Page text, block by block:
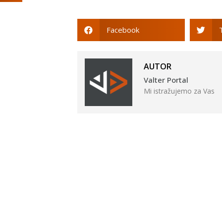
Facebook
AUTOR
Valter Portal
Mi istražujemo za Vas